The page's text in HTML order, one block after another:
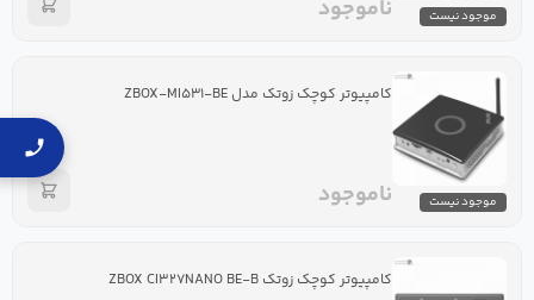
موجود نیست ناموجود
موجود نیست
کامپیوتر کوچک زوتک مدل ZBOX-MI۵۳۱-BE
ناموجود
کامپیوتر کوچک زوتک ZBOX CI۳۲۷NANO BE-B